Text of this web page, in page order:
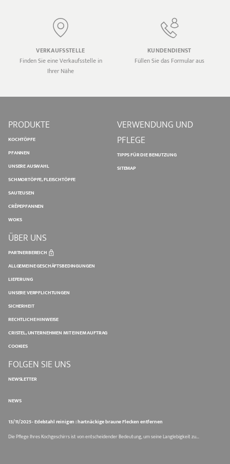
VERKAUFSSTELLE
Finden Sie eine Verkaufsstelle in
Ihrer Nähe
KUNDENDIENST
Füllen Sie das Formular aus
PRODUKTE
KOCHTÖPFE
PFANNEN
UNSERE AUSWAHL
SCHMORTÖPFE, FLEISCHTÖPFE
SAUTEUSEN
CRÊPEPFANNEN
WOKS
VERWENDUNG UND
PFLEGE
TIPPS FÜR DIE BENUTZUNG
SITEMAP
ÜBER UNS
PARTNERBEREICH
ALLGEMEINE GESCHÄFTSBEDINGUNGEN
LIEFERUNG
UNSERE VERPFLICHTUNGEN
SICHERHEIT
RECHTLICHE HINWEISE
CRISTEL, UNTERNEHMEN MIT EINEM AUFTRAG
COOKIES
FOLGEN SIE UNS
NEWSLETTER
NEWS
13/11/2025 - Edelstahl reinigen : hartnäckige braune Flecken entfernen
Die Pflege Ihres Kochgeschirrs ist von entscheidender Bedeutung, um seine Langlebigkeit zu...